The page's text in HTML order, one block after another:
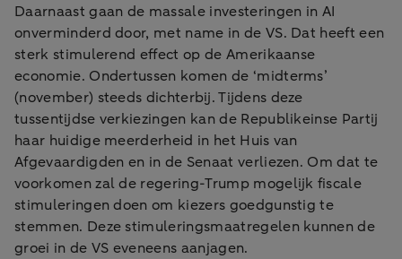
Daarnaast gaan de massale investeringen in AI
onverminderd door, met name in de VS. Dat heeft een
sterk stimulerend effect op de Amerikaanse
economie. Ondertussen komen de ‘midterms’
(november) steeds dichterbij. Tijdens deze
tussentijdse verkiezingen kan de Republikeinse Partij
haar huidige meerderheid in het Huis van
Afgevaardigden en in de Senaat verliezen. Om dat te
voorkomen zal de regering-Trump mogelijk fiscale
stimuleringen doen om kiezers goedgunstig te
stemmen. Deze stimuleringsmaatregelen kunnen de
groei in de VS eveneens aanjagen.